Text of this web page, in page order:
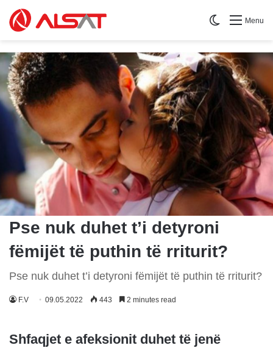
Menu
Switch skin
Pse nuk duhet t’i detyroni
fëmijët të puthin të rriturit?
Pse nuk duhet t’i detyroni fëmijët të puthin të rriturit?
F.V 09.05.2022 443 2 minutes read
Shfaqjet e afeksionit duhet të jenë